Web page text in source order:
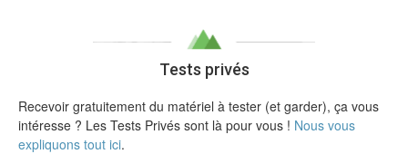
Tests privés
Recevoir gratuitement du matériel à tester (et garder), ça vous
intéresse ? Les Tests Privés sont là pour vous ! Nous vous
expliquons tout ici.